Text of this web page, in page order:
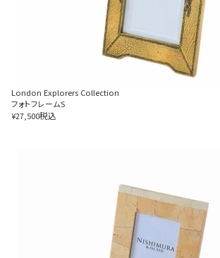
London Explorers Collection
フォトフレームS
¥27,500税込